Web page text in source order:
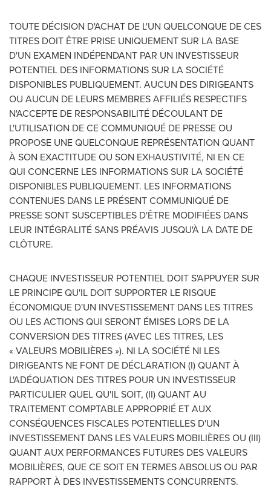
TOUTE DÉCISION D'ACHAT DE L'UN QUELCONQUE DE CES
TITRES DOIT ÊTRE PRISE UNIQUEMENT SUR LA BASE
D'UN EXAMEN INDÉPENDANT PAR UN INVESTISSEUR
POTENTIEL DES INFORMATIONS SUR LA SOCIÉTÉ
DISPONIBLES PUBLIQUEMENT. AUCUN DES DIRIGEANTS
OU AUCUN DE LEURS MEMBRES AFFILIÉS RESPECTIFS
N'ACCEPTE DE RESPONSABILITÉ DÉCOULANT DE
L'UTILISATION DE CE COMMUNIQUÉ DE PRESSE OU
PROPOSE UNE QUELCONQUE REPRÉSENTATION QUANT
À SON EXACTITUDE OU SON EXHAUSTIVITÉ, NI EN CE
QUI CONCERNE LES INFORMATIONS SUR LA SOCIÉTÉ
DISPONIBLES PUBLIQUEMENT. LES INFORMATIONS
CONTENUES DANS LE PRÉSENT COMMUNIQUÉ DE
PRESSE SONT SUSCEPTIBLES D'ÊTRE MODIFIÉES DANS
LEUR INTÉGRALITÉ SANS PRÉAVIS JUSQU'À LA DATE DE
CLÔTURE.
CHAQUE INVESTISSEUR POTENTIEL DOIT S'APPUYER SUR
LE PRINCIPEQU'IL DOIT SUPPORTER LE RISQUE
ÉCONOMIQUE D'UN INVESTISSEMENT DANS LES TITRES
OU LES ACTIONS QUI SERONT ÉMISES LORS DE LA
CONVERSION DES TITRES (AVEC LES TITRES, LES
« VALEURS MOBILIÈRES »). NI LA SOCIÉTÉ NI LES
DIRIGEANTS NE FONT DE DÉCLARATION (I) QUANT À
L'ADÉQUATION DES TITRES POUR UN INVESTISSEUR
PARTICULIER QUEL QU'IL SOIT, (II) QUANT AU
TRAITEMENT COMPTABLE APPROPRIÉ ET AUX
CONSÉQUENCES FISCALES POTENTIELLES D'UN
INVESTISSEMENT DANS LES VALEURS MOBILIÈRES OU (III)
QUANT AUX PERFORMANCES FUTURES DES VALEURS
MOBILIÈRES, QUE CE SOIT EN TERMES ABSOLUS OU PAR
RAPPORT À DES INVESTISSEMENTS CONCURRENTS.